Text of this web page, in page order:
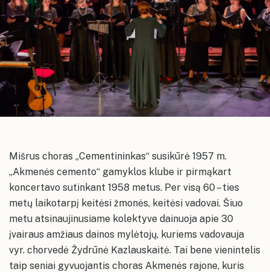
Administracinė informacija
Planavimo dokumentai
Korupcijos prevencija
Renginių planai
kolektyvų repeticijų grafikai
Karjera
Įstaigos vadovas ir struktūra
Akmenės rajono savivaldybės kultūros
centro paslaugos ir jų įkainiai
Naujosios Akmenės Kultūros rūmų
Ventos kultūros namų erdvės
Papilės kultūros namų erdvės
Kruopių kultūros namų erdvės
Alkiškių kultūros namų erdvės
Klykolių kultūros namų erdvės
Informacija neįgaliesiems
Konsultavimasis su visuomene
Akmenės kultūros namai
Ventos kultūros namai
Papilės kultūros namai
Kruopių kultūros namai
Alkiškių kultūros namai
Dailės užsiėmimai Naujosios Akmenės kultūros rūmuose
Liaudies teatras
Liaudies muzikos ansamblis
Akmenės kultūros namai
Ventos kultūros namai
Alkiškių kultūros namai
Mišrus choras „Cementininkas“ susikūrė 1957 m.
„Akmenės cemento“ gamyklos klube ir pirmąkart
koncertavo sutinkant 1958 metus. Per visą 60 – ties
metų laikotarpį keitėsi žmonės, keitėsi vadovai. Šiuo
metu atsinaujinusiame kolektyve dainuoja apie 30
įvairaus amžiaus dainos mylėtojų, kuriems vadovauja
vyr. chorvedė Žydrūnė Kazlauskaitė. Tai bene vienintelis
taip seniai gyvuojantis choras Akmenės rajone, kuris